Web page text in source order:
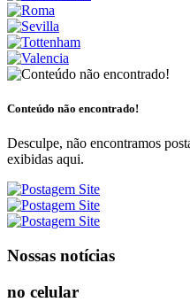
Conteúdo não encontrado!
Desculpe, não encontramos
exibidas aqui.
Nossas notícias
no celular